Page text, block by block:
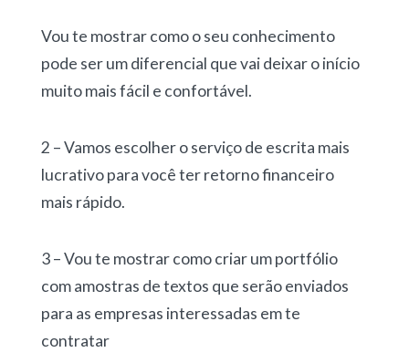
Vou te mostrar como o seu conhecimento
pode ser um diferencial que vai deixar o início
muito mais fácil e confortável.
2 – Vamos escolher o serviço de escrita mais
lucrativo para você ter retorno financeiro
mais rápido.
3 – Vou te mostrar como criar um portfólio
com amostras de textos que serão enviados
para as empresas interessadas em te
contratar